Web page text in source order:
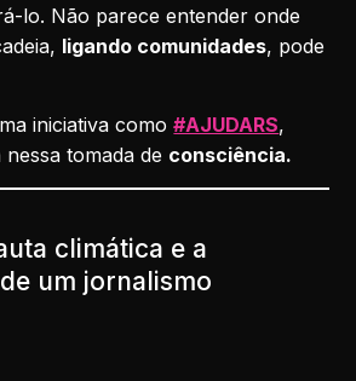
lo. Não parece entender onde
ligando comunidades, pode
iniciativa como#AJUDARS,
tomada de consciência.
climática e a
um jornalismo